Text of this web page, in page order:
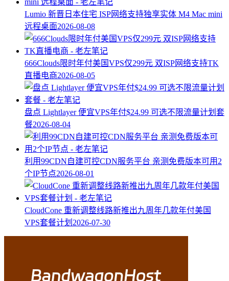
Lumio 新晋日本住宅 ISP网络支持独享实体 M4 Mac mini
远程桌面2026-08-08
666Clouds限时年付美国VPS仅299元 双ISP网络支持TK
直播电商2026-08-05
盘点 Lightlayer 便宜VPS年付$24.99 可选不限流量计划套
餐2026-08-04
利用99CDN自建可控CDN服务平台 亲测免费版本可用2
个IP节点2026-08-01
CloudCone 重新调整线路新推出九周年几款年付美国
VPS套餐计划 2026-07-30